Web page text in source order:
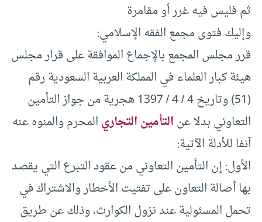
ثم فليس فيه غرر أو مقامرة
وإليك فتوى مجمع الفقه الإسلامي:
قرر مجلس المجمع بالإجماع الموافقة على قرار مجلس
هيئة كبار العلماء في المملكة العربية السعودية رقم
(51) وتاريخ 4 / 4 / 1397 هجرية من جواز التأمين
التعاوني بدلا عنالتأمين التجاريالمحرم والمنوه عنه
آنفا للأدلة الآتية:
الأول: إن التأمين التعاوني من عقود التبرع التي يقصد
بها أصالة التعاون على تفتيت الأخطار والاشتراك في
تحمل المسئولية عند نزول الكوارث، وذلك عن طريق